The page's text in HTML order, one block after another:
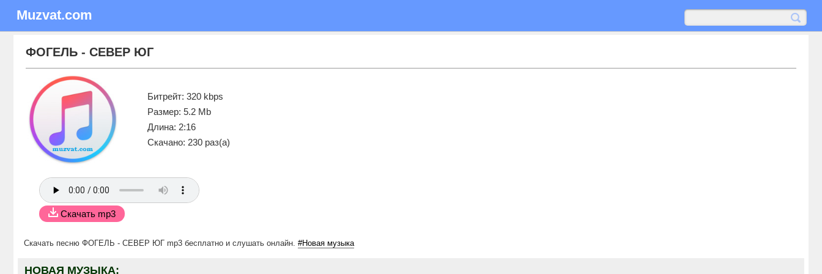
Muzvat.com
ФОГЕЛЬ - СЕВЕР ЮГ
Битрейт: 320 kbps
Размер: 5.2 Mb
Длина: 2:16
Скачано: 230 раз(а)
Скачать mp3
Скачать песню ФОГЕЛЬ - СЕВЕР ЮГ mp3 бесплатно и слушать онлайн. #Новая музыка
НОВАЯ МУЗЫКА: